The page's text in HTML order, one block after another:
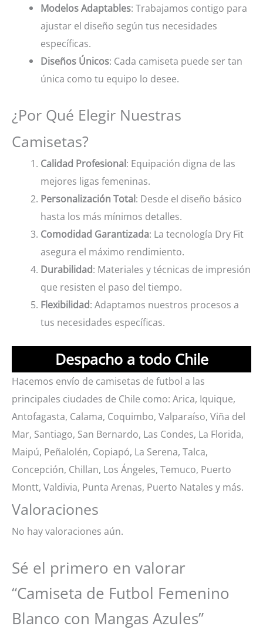
Modelos Adaptables: Trabajamos contigo para
ajustar el diseño según tus necesidades
específicas.
Diseños Únicos: Cada camiseta puede ser tan
única como tu equipo lo desee.
¿Por Qué Elegir Nuestras
Camisetas?
Calidad Profesional: Equipación digna de las
mejores ligas femeninas.
Personalización Total: Desde el diseño básico
hasta los más mínimos detalles.
Comodidad Garantizada: La tecnología Dry Fit
asegura el máximo rendimiento.
Durabilidad: Materiales y técnicas de impresión
que resisten el paso del tiempo.
Flexibilidad: Adaptamos nuestros procesos a
tus necesidades específicas.
Despacho a todo Chile
Hacemos envío de camisetas de futbol a las
principales ciudades de Chile como: Arica, Iquique,
Antofagasta, Calama, Coquimbo, Valparaíso, Viña del
Mar, Santiago, San Bernardo, Las Condes, La Florida,
Maipú, Peñalolén, Copiapó, La Serena, Talca,
Concepción, Chillan, Los Ángeles, Temuco, Puerto
Montt, Valdivia, Punta Arenas, Puerto Natales y más.
Valoraciones
No hay valoraciones aún.
Sé el primero en valorar
“Camiseta de Futbol Femenino
Blanco con Mangas Azules”